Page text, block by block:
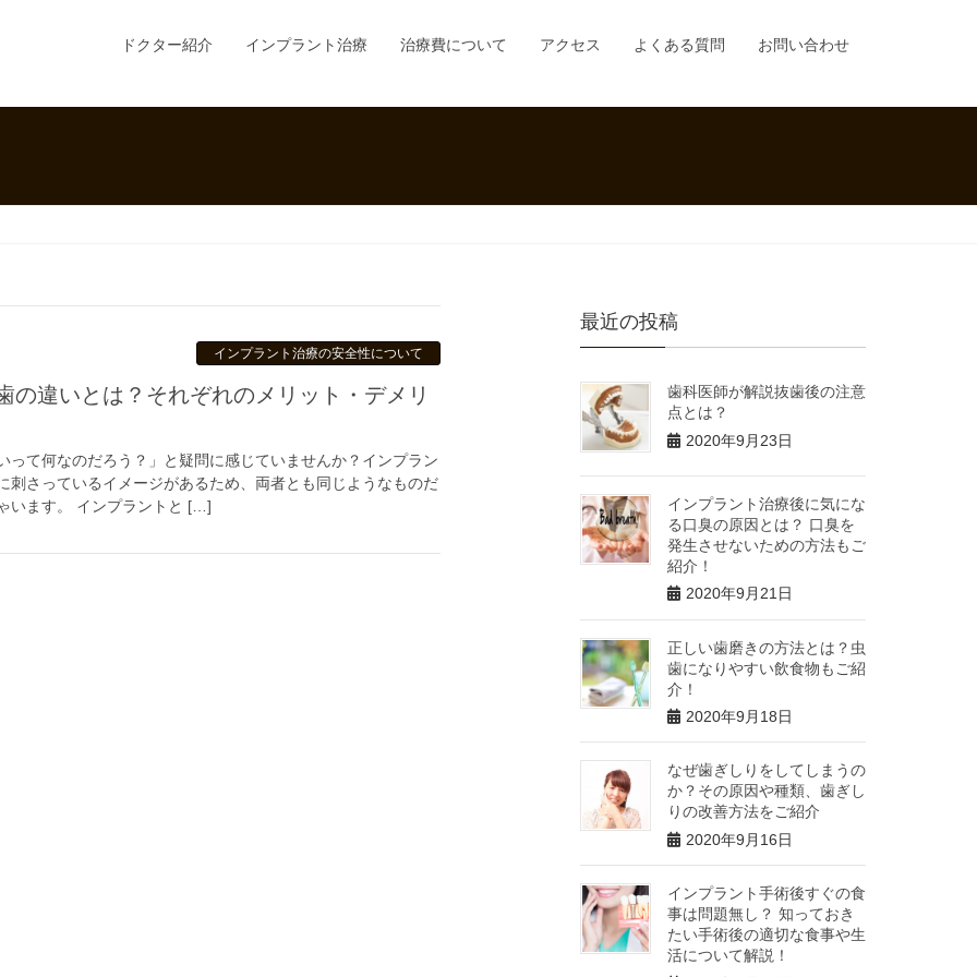
ドクター紹介 インプラント治療 治療費について アクセス よくある質問 お問い合わせ
インプラント治療の安全性について
って何なのだろう？」と疑問に感じていませんか？インプラン
刺さっているイメージがあるため、両者とも同じようなものだ
います。 インプラントと […]
最近の投稿
歯科医師が解説抜歯後の注意
点とは？
2020年9月23日
インプラント治療後に気にな
る口臭の原因とは？ 口臭を
発生させないための方法もご
紹介！
2020年9月21日
正しい歯磨きの方法とは？虫
歯になりやすい飲食物もご紹
介！
2020年9月18日
なぜ歯ぎしりをしてしまうの
か？その原因や種類、歯ぎし
りの改善方法をご紹介
2020年9月16日
インプラント手術後すぐの食
事は問題無し？ 知っておき
たい手術後の適切な食事や生
活について解説！